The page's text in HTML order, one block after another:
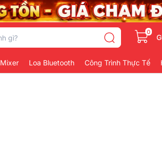
0
Mixer Loa Bluetooth Công Trình Thực Tế